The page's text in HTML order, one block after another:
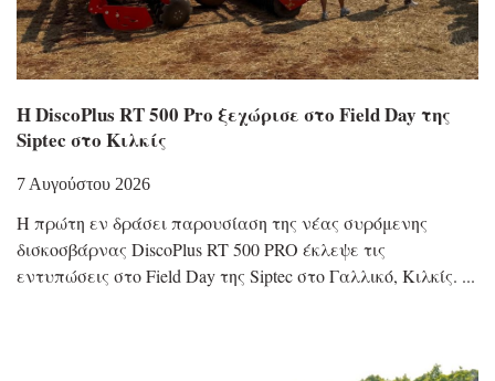
Η DiscoPlus RT 500 Pro ξεχώρισε στο Field Day της
Siptec στο Κιλκίς
7 Αυγούστου 2026
Η πρώτη εν δράσει παρουσίαση της νέας συρόμενης
δισκοσβάρνας DiscoPlus RT 500 PRO έκλεψε τις
εντυπώσεις στο Field Day της Siptec στο Γαλλικό, Κιλκίς.